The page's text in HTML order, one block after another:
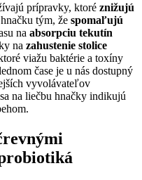
prípravky, ktoré znižujú
tým, že spomaľujú
na absorpciu tekutín
na zahustenie stolice
viažu baktérie a toxíny
čase je u nás dostupný
vyvolávateľov
na liečbu hnačky indikujú